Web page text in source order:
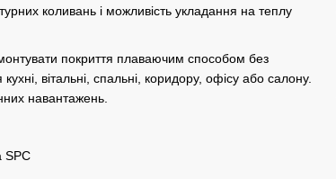
коливань і можливість укладання на теплу
покриття плаваючим способом без
вітальні, спальні, коридору, офісу або салону.
навантажень.
SPC